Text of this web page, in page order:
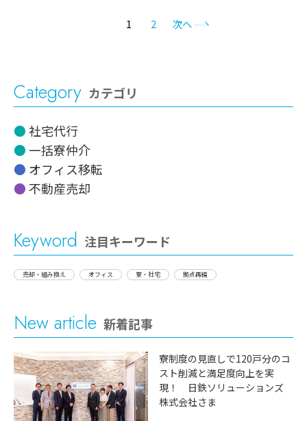
1 2 次へ
Category カテゴリ
社宅代行
一括寮仲介
オフィス移転
不動産売却
Keyword 注目キーワード
売却・組み換え オフィス 寮・社宅 拠点再編
New article 新着記事
寮制度の見直しで120戸分のコ
スト削減と満足度向上を実
現！ 日鉄ソリューションズ
株式会社さま